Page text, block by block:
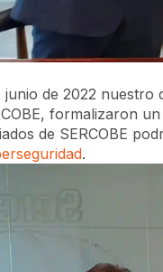
junio de 2022
formalizaron
de SERCOBE
.